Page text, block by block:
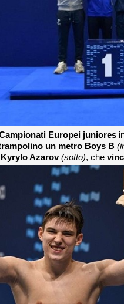
Europei juniores
un metro Boys B
Azarov(sotto), che